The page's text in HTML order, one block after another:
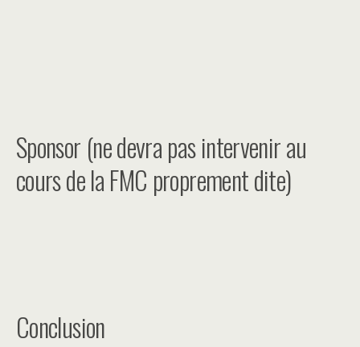
Sponsor (ne devra pas intervenir au
cours de la FMC proprement dite)
Conclusion